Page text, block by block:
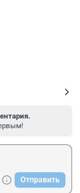
Отправить